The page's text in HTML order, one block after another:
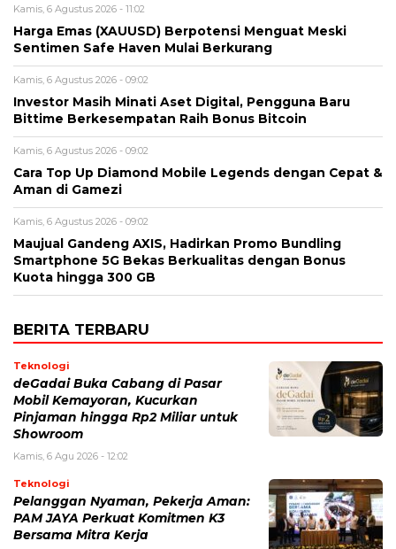
Kamis, 6 Agustus 2026 - 11:02
Harga Emas (XAUUSD) Berpotensi Menguat Meski
Sentimen Safe Haven Mulai Berkurang
Kamis, 6 Agustus 2026 - 09:02
Investor Masih Minati Aset Digital, Pengguna Baru
Bittime Berkesempatan Raih Bonus Bitcoin
Kamis, 6 Agustus 2026 - 09:02
Cara Top Up Diamond Mobile Legends dengan Cepat &
Aman di Gamezi
Kamis, 6 Agustus 2026 - 09:02
Maujual Gandeng AXIS, Hadirkan Promo Bundling
Smartphone 5G Bekas Berkualitas dengan Bonus
Kuota hingga 300 GB
BERITA TERBARU
Teknologi
deGadai Buka Cabang di Pasar
Mobil Kemayoran, Kucurkan
Pinjaman hingga Rp2 Miliar untuk
Showroom
Kamis, 6 Agu 2026 - 12:02
Teknologi
Pelanggan Nyaman, Pekerja Aman:
PAM JAYA Perkuat Komitmen K3
Bersama Mitra Kerja